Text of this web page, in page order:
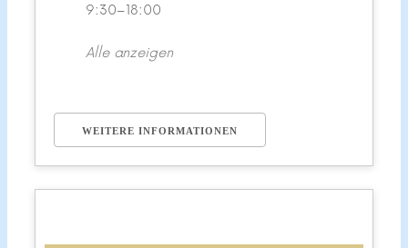
9:30–18:00
Alle anzeigen
WEITERE INFORMATIONEN